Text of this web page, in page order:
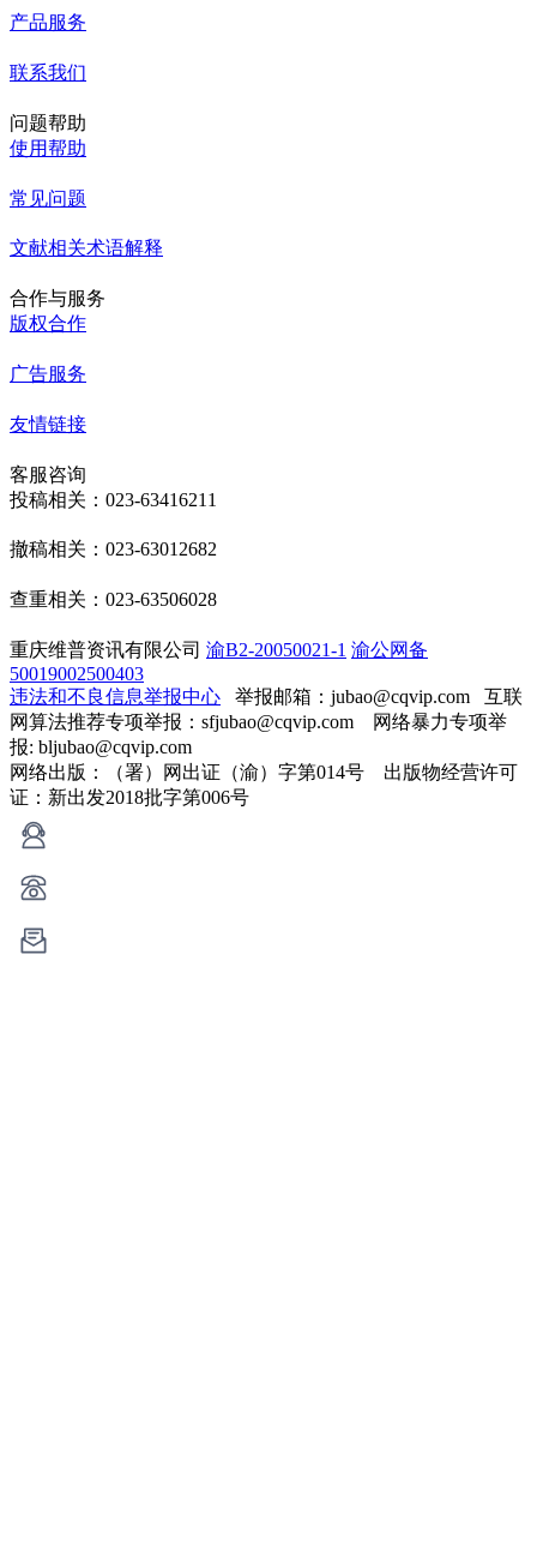
产品服务
联系我们
问题帮助
使用帮助
常见问题
文献相关术语解释
合作与服务
版权合作
广告服务
友情链接
客服咨询
投稿相关：023-63416211
撤稿相关：023-63012682
查重相关：023-63506028
重庆维普资讯有限公司 渝B2-20050021-1 渝公网备
50019002500403
违法和不良信息举报中心 举报邮箱：jubao@cqvip.com 互联
网算法推荐专项举报：sfjubao@cqvip.com 网络暴力专项举
报: bljubao@cqvip.com
网络出版：（署）网出证（渝）字第014号 出版物经营许可
证：新出发2018批字第006号